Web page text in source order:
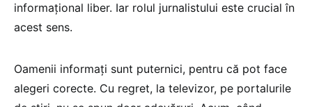
informațional liber. Iar rolul jurnalistului este crucial în
acest sens.
Oamenii informați sunt puternici, pentru că pot face
alegeri corecte. Cu regret, la televizor, pe portalurile